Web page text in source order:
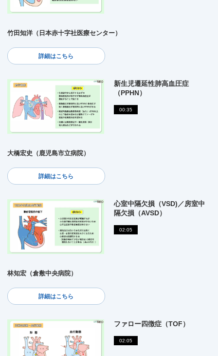
竹田知洋（日本赤十字社医療センター）
詳細はこちら
新生児遷延性肺高血圧症
（PPHN）
00:35
大橋宏史（鹿児島市立病院）
詳細はこちら
心室中隔欠損（VSD)／房室中
隔欠損（AVSD）
02:05
林知宏（倉敷中央病院）
詳細はこちら
ファロー四徴症（TOF）
02:05